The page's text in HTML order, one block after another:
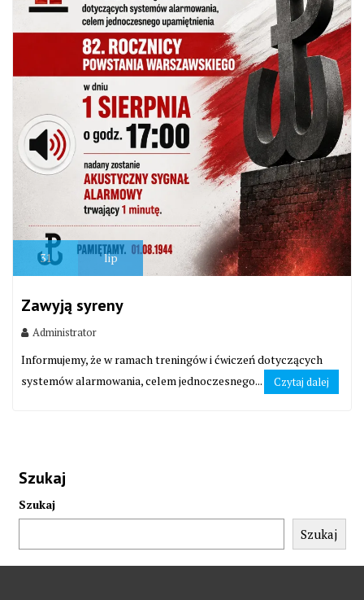
31 lip
Zawyją syreny
Administrator
Informujemy, że w ramach treningów i ćwiczeń dotyczących
systemów alarmowania, celem jednoczesnego...
Czytaj dalej
Szukaj
Szukaj
Szukaj